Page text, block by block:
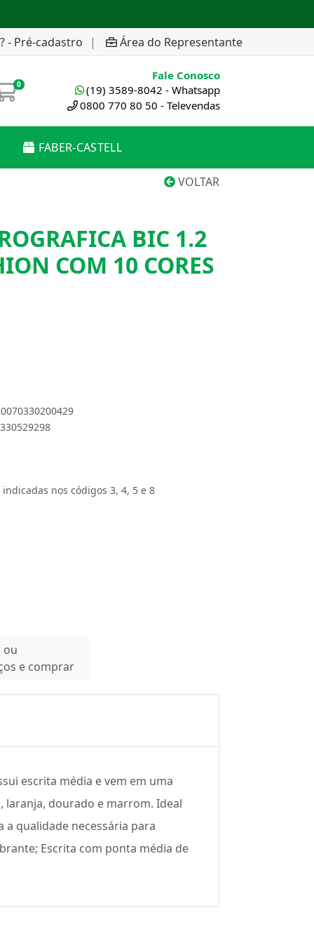
- Pré-cadastro | Área do Representante
0
Fale Conosco
(19) 3589-8042 - Whatsapp
0800 770 80 50 - Televendas
FABER-CASTELL
VOLTAR
BIC 1.2
COM 10 CORES
nos códigos 3, 4, 5 e 8
ou
e comprar
escrita média e vem em uma
laranja, dourado e marrom. Ideal
a qualidade necessária para
Escrita com ponta média de